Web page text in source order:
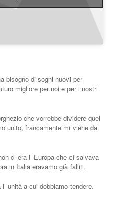
bisogno di sogni nuovi per
migliore per noi e per i nostri
che vorrebbe dividere quel
unito, francamente mi viene da
c’ era l’ Europa che ci salvava
in Italia eravamo già falliti.
l’ unità a cui dobbiamo tendere.